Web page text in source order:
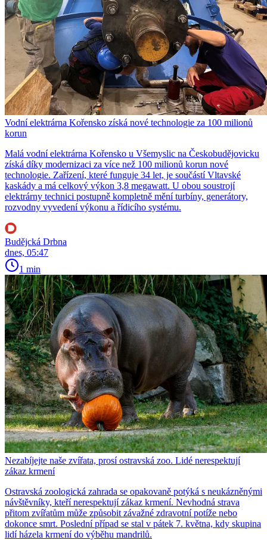
Vodní elektrárna Kořensko získá nové technologie za 100 milionů
korun
Malá vodní elektrárna Kořensko u Všemyslic na Českobudějovicku
získá díky modernizaci za více než 100 milionů korun nové
technologie. Zařízení, které funguje 34 let, je součástí Vltavské
kaskády a má celkový výkon 3,8 megawatt. U obou soustrojí
elektrárny technici postupně kompletně mění turbíny, generátory,
rozvodny vyvedení výkonu a řídicího systému.
Budějcká Drbna
dnes, 05:47
1 min
Nezabíjejte naše zvířata, prosí ostravská zoo. Lidé nerespektují
zákaz krmení
Ostravská zoologická zahrada se opakovaně potýká s neukázněnými
návštěvníky, kteří nerespektují zákaz krmení. Nevhodná strava
přitom zvířatům může způsobit závažné zdravotní potíže nebo
dokonce smrt. Poslední případ se stal v pátek 7. května, kdy skupina
lidí házela krmení do výběhu mandrilů.